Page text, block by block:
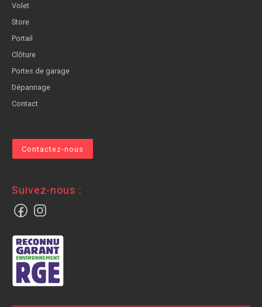
Volet
Store
Portail
Clôture
Portes de garage
Dépannage
Contact
Contactez-nous
suivez-nous :